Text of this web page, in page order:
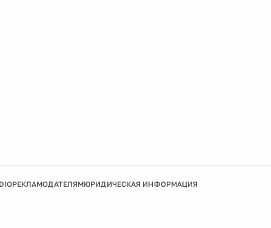
РЕКЛАМОДАТЕЛЯМЮРИДИЧЕСКАЯ ИНФОРМАЦИЯ